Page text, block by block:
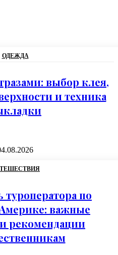
ОДЕЖДА
выбор клея,
и техника
туроператора по
важные
рекомендации